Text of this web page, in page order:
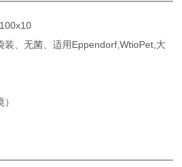
装、无菌、适用Eppendorf,WtioPet,大